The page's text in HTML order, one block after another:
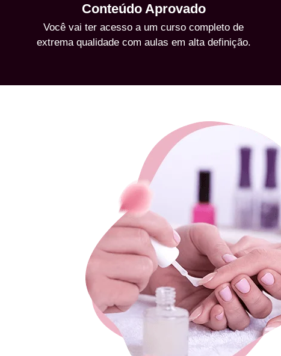
Conteúdo Aprovado
Você vai ter acesso a um curso completo de
extrema qualidade com aulas em alta definição.